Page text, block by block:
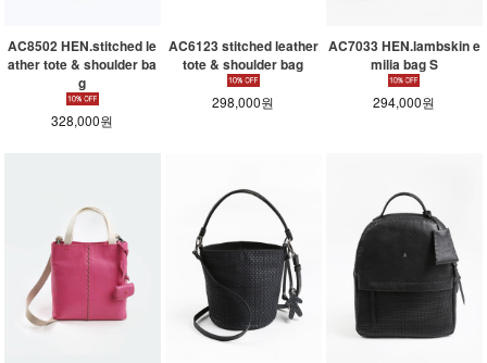
AC8502 HEN.stitched le
ather tote & shoulder ba
g
328,000원
AC6123 stitched leather
tote & shoulder bag
298,000원
AC7033 HEN.lambskin e
milia bag S
294,000원